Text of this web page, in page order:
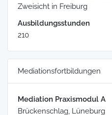
Zweisicht in Freiburg
Ausbildungsstunden
210
Mediationsfortbildungen
Mediation Praxismodul A
Brückenschlag, Lüneburg